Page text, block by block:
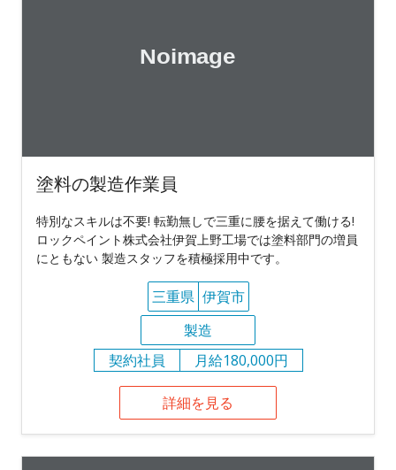
塗料の製造作業員
特別なスキルは不要! 転勤無しで三重に腰を据えて働ける!
ロックペイント株式会社伊賀上野工場では塗料部門の増員
にともない 製造スタッフを積極採用中です。
三重県 伊賀市
製造
契約社員
月給180,000円
詳細を見る